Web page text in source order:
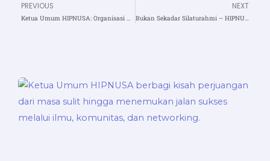
Prev
PREVIOUS
Ketua Umum HIPNUSA: Organisasi Bukan untuk Ego Pribadi, Tapi untuk Kepentingan Publik
NEXT
Bukan Sekadar Silaturahmi – HIPNUSA Siapkan Kolaborasi Besar Lewat Program Usaha Gotong Royong